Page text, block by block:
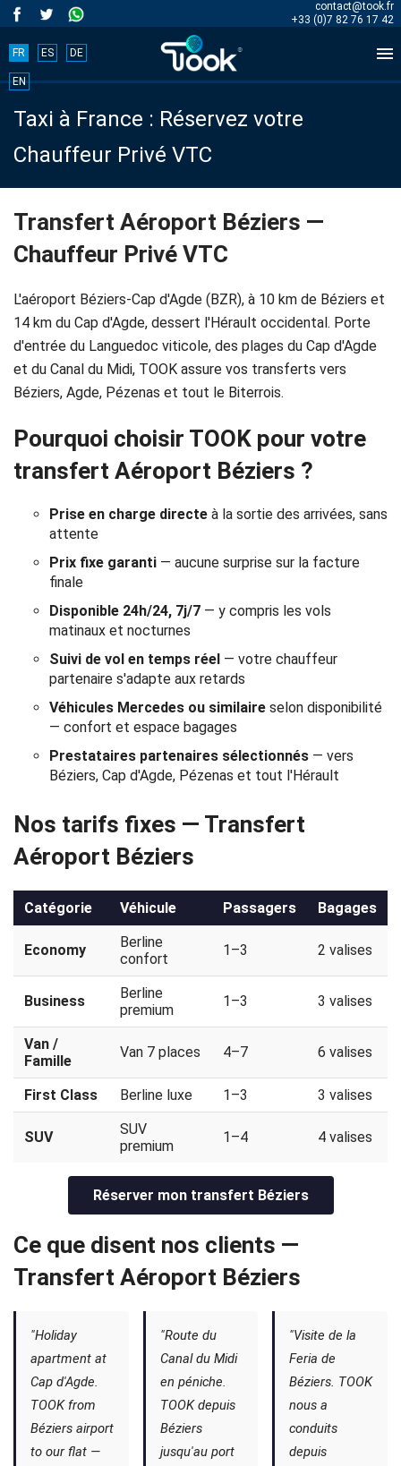
contact@took.fr
+33 (0)7 82 76 17 42

FR ES DE
EN
Taxi à France : Réservez votre
Chauffeur Privé VTC
Book
your
trip
now!
BOOK
Accueil
Services
chauffeur
Transferts
Aéroports
Solutions
d'affaires
Contact
CGV
Politique
de
confidentialité
Transfert Aéroport Béziers —
Chauffeur Privé VTC
L'aéroport Béziers-Cap d'Agde (BZR), à 10 km de Béziers et
14 km du Cap d'Agde, dessert l'Hérault occidental. Porte
d'entrée du Languedoc viticole, des plages du Cap d'Agde
et du Canal du Midi, TOOK assure vos transferts vers
Béziers, Agde, Pézenas et tout le Biterrois.
Pourquoi choisir TOOK pour votre
transfert Aéroport Béziers ?
Prise en charge directe à la sortie des arrivées, sans
attente
Prix fixe garanti — aucune surprise sur la facture
finale
Disponible 24h/24, 7j/7 — y compris les vols
matinaux et nocturnes
Suivi de vol en temps réel — votre chauffeur
partenaire s'adapte aux retards
Véhicules Mercedes ou similaire selon disponibilité
— confort et espace bagages
Prestataires partenaires sélectionnés — vers
Béziers, Cap d'Agde, Pézenas et tout l'Hérault
Nos tarifs fixes — Transfert
Aéroport Béziers
Catégorie Véhicule Passagers Bagages
Economy
Berline
confort
1–3 2 valises
Business
Berline
premium
1–3 3 valises
Van /
Famille
Van 7 places 4–7 6 valises
First Class Berline luxe 1–3 3 valises
SUV
SUV
premium
1–4 4 valises
Réserver mon transfert Béziers
Ce que disent nos clients —
Transfert Aéroport Béziers
"Holiday
apartment at
Cap d'Agde.
TOOK from
Béziers airport
to our flat —
"Route du
Canal du Midi
en péniche.
TOOK depuis
Béziers
jusqu'au port
"Visite de la
Feria de
Béziers. TOOK
nous a
conduits
depuis